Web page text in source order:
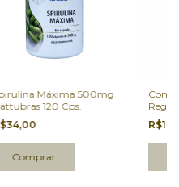
Máxima 500mg
120 Cps.